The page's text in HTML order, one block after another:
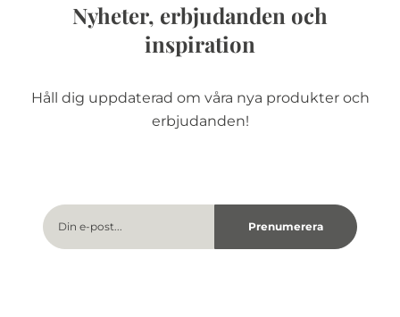
Nyheter, erbjudanden och
inspiration
Håll dig uppdaterad om våra nya produkter och
erbjudanden!